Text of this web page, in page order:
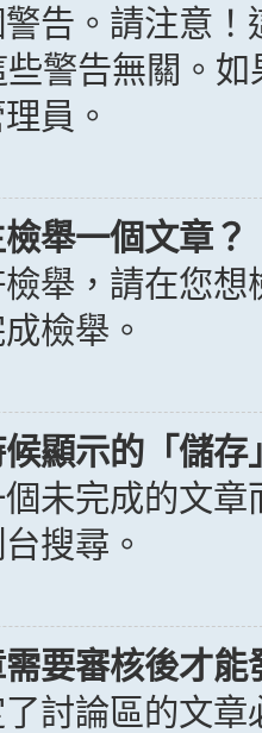
告。請注意
警告無關。
員。
舉一個文章？
舉，請在您
檢舉。
顯示的「儲
未完成的文
搜尋。
要審核後才能
討論區的文